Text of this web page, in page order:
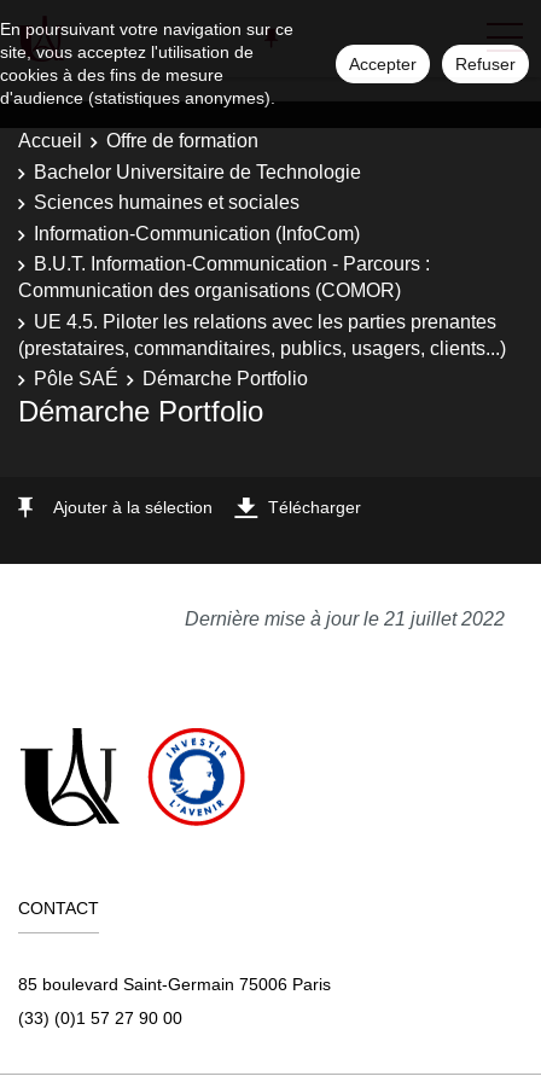
En poursuivant votre navigation sur ce
site, vous acceptez l'utilisation de
cookies à des fins de mesure
d'audience (statistiques anonymes).
Accepter Refuser
Accueil
Offre de formation
Bachelor Universitaire de Technologie
Sciences humaines et sociales
Information-Communication (InfoCom)
B.U.T. Information-Communication - Parcours :
Communication des organisations (COMOR)
UE 4.5. Piloter les relations avec les parties prenantes
(prestataires, commanditaires, publics, usagers, clients...)
Pôle SAÉ
Démarche Portfolio
Démarche Portfolio
Ajouter à la sélection Télécharger
Dernière mise à jour le 21 juillet 2022
CONTACT
85 boulevard Saint-Germain 75006 Paris
(33) (0)1 57 27 90 00